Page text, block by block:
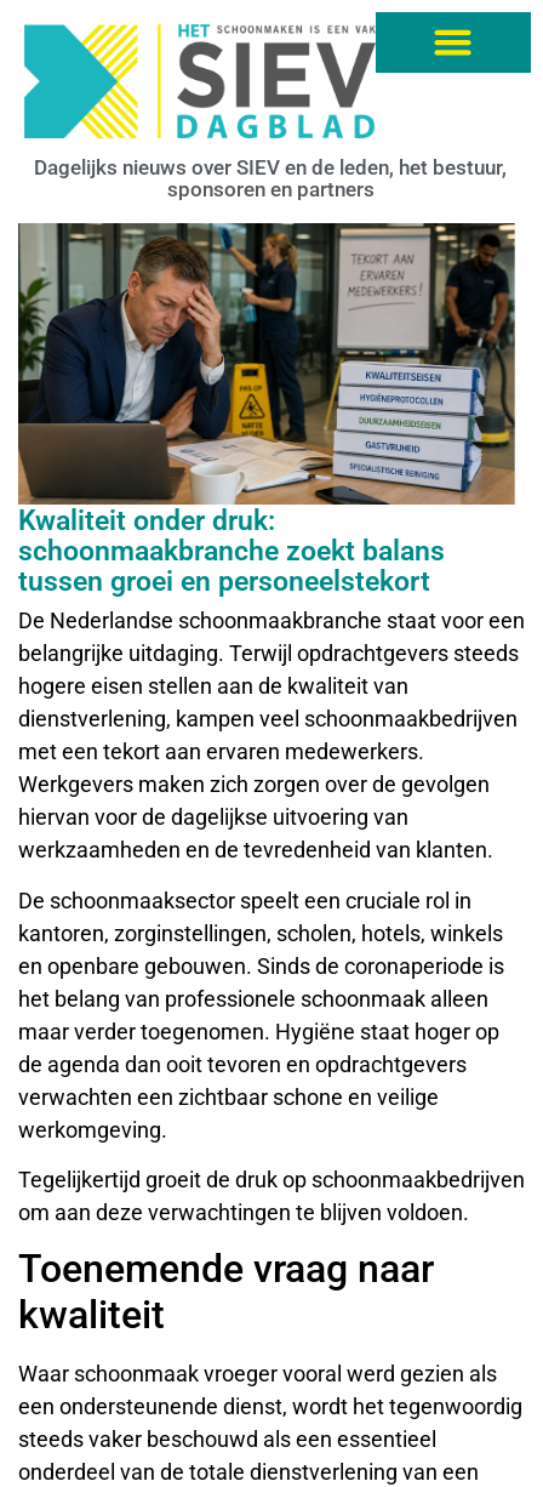
Dagelijks nieuws over SIEV en de leden, het bestuur,
sponsoren en partners
Kwaliteit onder druk:
schoonmaakbranche zoekt balans
tussen groei en personeelstekort
De Nederlandse schoonmaakbranche staat voor een
belangrijke uitdaging. Terwijl opdrachtgevers steeds
hogere eisen stellen aan de kwaliteit van
dienstverlening, kampen veel schoonmaakbedrijven
met een tekort aan ervaren medewerkers.
Werkgevers maken zich zorgen over de gevolgen
hiervan voor de dagelijkse uitvoering van
werkzaamheden en de tevredenheid van klanten.
De schoonmaaksector speelt een cruciale rol in
kantoren, zorginstellingen, scholen, hotels, winkels
en openbare gebouwen. Sinds de coronaperiode is
het belang van professionele schoonmaak alleen
maar verder toegenomen. Hygiëne staat hoger op
de agenda dan ooit tevoren en opdrachtgevers
verwachten een zichtbaar schone en veilige
werkomgeving.
Tegelijkertijd groeit de druk op schoonmaakbedrijven
om aan deze verwachtingen te blijven voldoen.
Toenemende vraag naar
kwaliteit
Waar schoonmaak vroeger vooral werd gezien als
een ondersteunende dienst, wordt het tegenwoordig
steeds vaker beschouwd als een essentieel
onderdeel van de totale dienstverlening van een